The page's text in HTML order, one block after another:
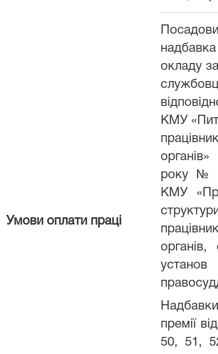
Умови оплати праці
окладу
КМУ
року №
КМУ
органів,
премії
50, 51,